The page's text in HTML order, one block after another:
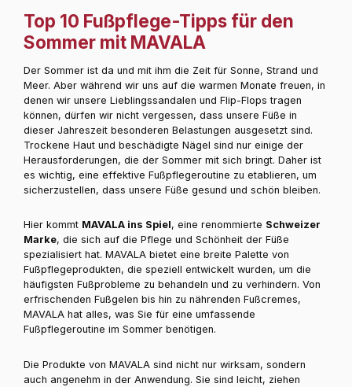
Top 10 Fußpflege-Tipps für den
Sommer mit MAVALA
Der Sommer ist da und mit ihm die Zeit für Sonne, Strand und
Meer. Aber während wir uns auf die warmen Monate freuen, in
denen wir unsere Lieblingssandalen und Flip-Flops tragen
können, dürfen wir nicht vergessen, dass unsere Füße in
dieser Jahreszeit besonderen Belastungen ausgesetzt sind.
Trockene Haut und beschädigte Nägel sind nur einige der
Herausforderungen, die der Sommer mit sich bringt. Daher ist
es wichtig, eine effektive Fußpflegeroutine zu etablieren, um
sicherzustellen, dass unsere Füße gesund und schön bleiben.
Hier kommt MAVALA ins Spiel, eine renommierte Schweizer
Marke, die sich auf die Pflege und Schönheit der Füße
spezialisiert hat. MAVALA bietet eine breite Palette von
Fußpflegeprodukten, die speziell entwickelt wurden, um die
häufigsten Fußprobleme zu behandeln und zu verhindern. Von
erfrischenden Fußgelen bis hin zu nährenden Fußcremes,
MAVALA hat alles, was Sie für eine umfassende
Fußpflegeroutine im Sommer benötigen.
Die Produkte von MAVALA sind nicht nur wirksam, sondern
auch angenehm in der Anwendung. Sie sind leicht, ziehen